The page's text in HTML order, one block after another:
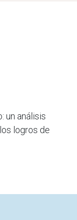
un análisis
logros de